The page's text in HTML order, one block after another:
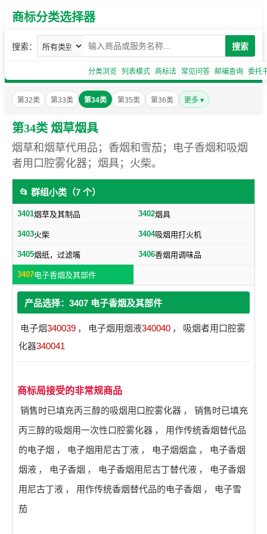
商标分类选择器
搜索： 搜索
分类浏览 列表模式 商标法 常见问答 邮编查询 委托
第32类 第33类 第34类 第35类 第36类 更多 ▾
第34类 烟草烟具
烟草和烟草代用品；香烟和雪茄；电子香烟和吸烟
者用口腔雾化器；烟具；火柴。
📂 群组小类（7 个）
3401烟草及其制品 3402烟具
3403火柴 3404吸烟用打火机
3405烟纸，过滤嘴 3406香烟用调味品
3407电子香烟及其部件
产品选择：3407 电子香烟及其部件
电子烟340039 ， 电子烟用烟液340040 ，
吸烟者用口腔雾
化器340041
商标局接受的非常规商品
销售时已填充丙三醇的吸烟用口腔雾化器 ，
销售时已填充
丙三醇的吸烟用一次性口腔雾化器 ，
用作传统香烟替代品
的电子烟 ， 电子烟用尼古丁液 ， 电子烟烟盒 ，
电子香烟
烟液 ， 电子香烟 ， 电子香烟用尼古丁替代液 ，
电子香烟
用尼古丁液 ， 用作传统香烟替代品的电子香烟 ，
电子雪
茄